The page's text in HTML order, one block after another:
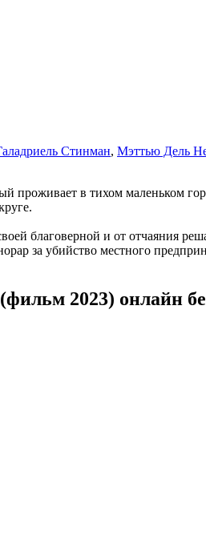
Стинман, Мэттью Дель
проживает в тихом маленьком
благоверной и от отчаяния
за убийство местного
2023) онлайн